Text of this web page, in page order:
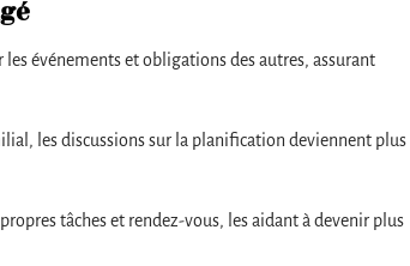
événements et obligations des autres, assurant
les discussions sur la planification deviennent plus
tâches et rendez-vous, les aidant à devenir plus